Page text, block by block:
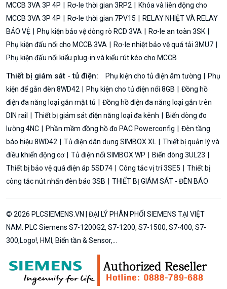
MCCB 3VA 3P 4P
Rơ-le thời gian 3RP2
Khóa và liên động cho
MCCB 3VA 3P 4P
Rơ-le thời gian 7PV15
RELAY NHIỆT VÀ RELAY
BẢO VỆ
Phụ kiện bảo vệ dòng rò RCD 3VA
Rơ-le an toàn 3SK
Phụ kiện đấu nối cho MCCB 3VA
Rơ-le nhiệt bảo vệ quá tải 3MU7
Phụ kiện đấu nối kiểu plug-in và kiểu rút kéo cho MCCB
Thiết bị giám sát - tủ điện: Phụ kiện cho tủ điện âm tường
Phụ
kiện để gắn đèn 8WD42
Phụ kiện cho tủ điện nổi 8GB
Đồng hồ
điện đa năng loại gắn mặt tủ
Đồng hồ điện đa năng loại gắn trên
DIN rail
Thiết bị giám sát điện năng loại đa kênh
Biến dòng đo
lường 4NC
Phần mềm đồng hồ đo PAC Powerconfig
Đèn tầng
báo hiệu 8WD42
Tủ điện dân dụng SIMBOX XL
Thiết bị quản lý và
điều khiển động cơ
Tủ điện nổi SIMBOX WP
Biến dòng 3UL23
Thiết bị bảo vệ quá điện áp 5SD74
Công tắc vị trí 3SE5
Thiết bị
công tắc nút nhấn đèn báo 3SB
THIẾT BỊ GIÁM SÁT - ĐÈN BÁO
© 2026 PLCSIEMENS.VN | ĐẠI LÝ PHÂN PHỐI SIEMENS TẠI VIỆT
NAM. PLC Siemens S7-1200G2, S7-1200, S7-1500, S7-400, S7-
300,Logo!, HMI, Biến tần & Sensor,...